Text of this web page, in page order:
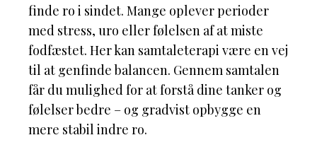
finde ro i sindet. Mange oplever perioder
med stress, uro eller følelsen af at miste
fodfæstet. Her kan samtaleterapi være en vej
til at genfinde balancen. Gennem samtalen
får du mulighed for at forstå dine tanker og
følelser bedre – og gradvist opbygge en
mere stabil indre ro.